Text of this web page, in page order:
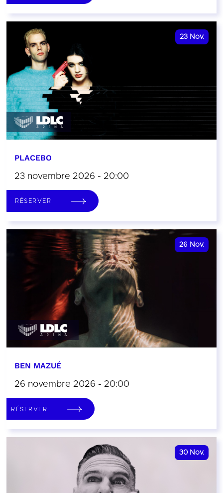
23 Nov.
PLACEBO
23 novembre 2026 - 20:00
RÉSERVER
26 Nov.
BEN MAZUÉ
26 novembre 2026 - 20:00
RÉSERVER
30 Nov.